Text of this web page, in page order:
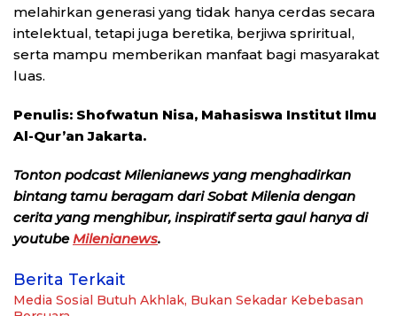
melahirkan generasi yang tidak hanya cerdas secara
intelektual, tetapi juga beretika, berjiwa spriritual,
serta mampu memberikan manfaat bagi masyarakat
luas.
Penulis: Shofwatun Nisa, Mahasiswa Institut Ilmu
Al-Qur’an Jakarta.
Tonton podcast Milenianews yang menghadirkan
bintang tamu beragam dari Sobat Milenia dengan
cerita yang menghibur, inspiratif serta gaul hanya di
youtubeMilenianews.
Berita Terkait
Media Sosial Butuh Akhlak, Bukan Sekadar Kebebasan